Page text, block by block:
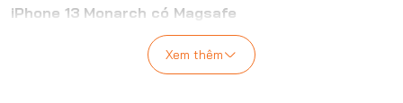
iPhone 13 Monarch có Magsafe
Được chế tạo bằng các vật liệu cao cấp chất lượng hàng
đầu, Monarch Series là vỏ điện thoại dành cho mọi địa hình.
Dòng sản phẩm mang lại giá trị cốt lõi cho thương hiệu
Xem thêm